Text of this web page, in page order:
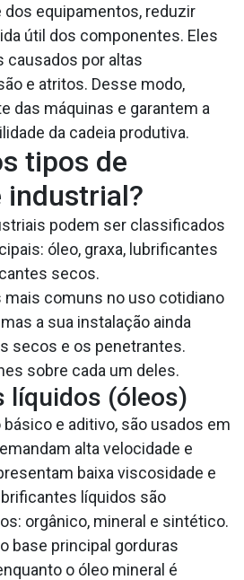
dos equipamentos, reduzir
útil dos componentes. Eles
causados por altas
e atritos. Desse modo,
das máquinas e garantem a
da cadeia produtiva.
tipos de
podem ser classificados
óleo, graxa, lubrificantes
secos.
mais comuns no uso cotidiano
a sua instalação ainda
secos e os penetrantes.
sobre cada um deles.
líquidos (óleos)
e aditivo, são usados em
alta velocidade e
baixa viscosidade e
líquidos são
orgânico, mineral e sintético.
base principal gorduras
o óleo mineral é